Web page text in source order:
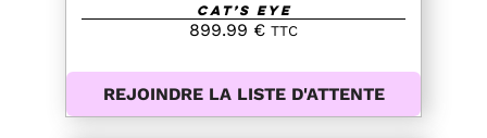
Cat’s Eye
899.99 € TTC
REJOINDRE LA LISTE D'ATTENTE